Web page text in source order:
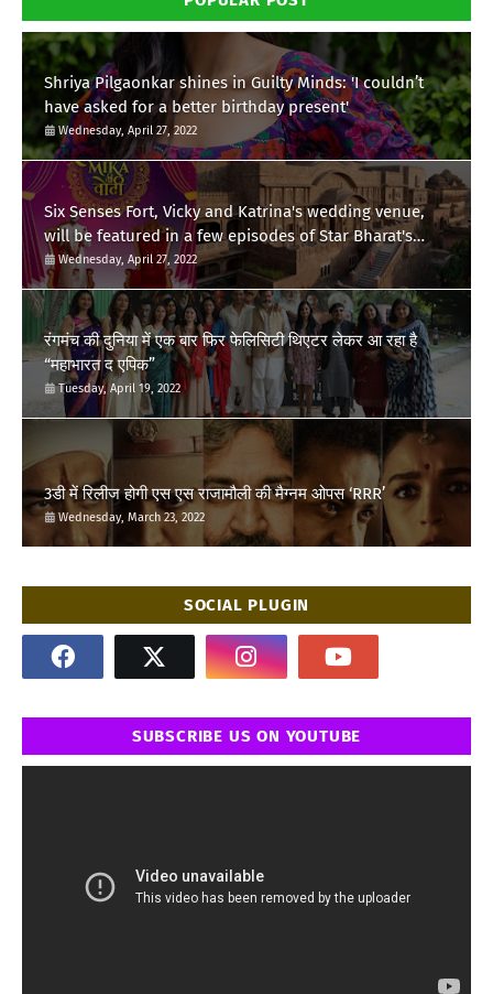
Shriya Pilgaonkar shines in Guilty Minds: 'I couldn’t
have asked for a better birthday present'
Wednesday, April 27, 2022
Six Senses Fort, Vicky and Katrina's wedding venue,
will be featured in a few episodes of Star Bharat's
'Swayamvar- Mika Di Vohti'?
Wednesday, April 27, 2022
रंगमंच की दुनिया में एक बार फिर फेलिसिटी थिएटर लेकर आ रहा है
“महाभारत द एपिक”
Tuesday, April 19, 2022
3डी में रिलीज होगी एस एस राजामौली की मैग्नम ओपस ‘RRR’
Wednesday, March 23, 2022
SOCIAL PLUGIN
SUBSCRIBE US ON YOUTUBE